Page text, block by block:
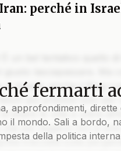
perché in
si rispetti, anche il Blog
tesori più preziosi solo per
issare le vele e unirsi
stai per leggere non è
tracciata sulla
fermarti
approfondimenti, dirette
il mondo. Sali a bordo,
della politica